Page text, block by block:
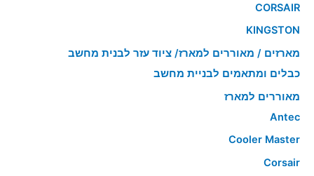
CORSAIR
KINGSTON
מארזים / מאוררים למארז/ ציוד עזר לבנית מחשב
כבלים ומתאמים לבניית מחשב
מאוררים למארז
Antec
Cooler Master
Corsair